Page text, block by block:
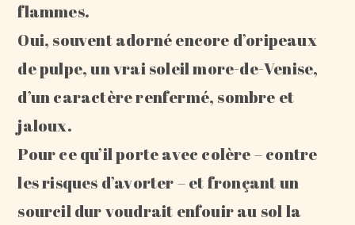
flammes.
Oui, souvent adorné encore d’oripeaux
de pulpe, un vrai soleil more-de-Venise,
d’un caractère renfermé, sombre et
jaloux.
Pour ce qu’il porte avec colère – contre
les risques d’avorter – et fronçant un
sourcil dur voudrait enfouir au sol la